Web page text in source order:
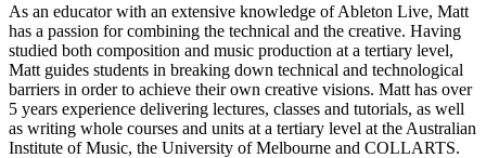
As an educator with an extensive knowledge of Ableton Live, Matt
has a passion for combining the technical and the creative. Having
studied both composition and music production at a tertiary level,
Matt guides students in breaking down technical and technological
barriers in order to achieve their own creative visions. Matt has over
5 years experience delivering lectures, classes and tutorials, as well
as writing whole courses and units at a tertiary level at the Australian
Institute of Music, the University of Melbourne and COLLARTS.